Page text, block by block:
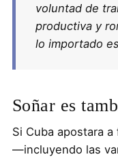
voluntad de
productiva y
lo importado
Soñar es
Si Cuba apostara
—incluyendo las